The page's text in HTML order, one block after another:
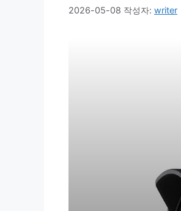
2026-05-08 작성자: writer